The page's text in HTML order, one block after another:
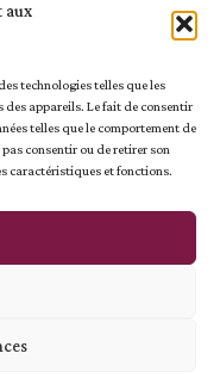
aux
technologies telles que les
appareils. Le fait de consentir
telles que le comportement de
consentir ou de retirer son
caractéristiques et fonctions.
-Mentions légales-